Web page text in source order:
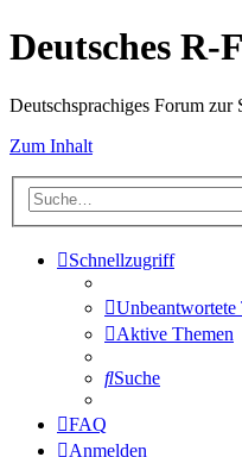
Deutsches R-
Deutschsprachiges Forum zur
Zum Inhalt
Schnellzugriff
Unbeantwortete
Aktive Themen
Suche
FAQ
Anmelden